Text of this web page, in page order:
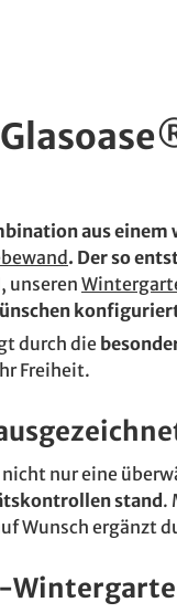
aus einem
. Der so
unseren
durch die
Freiheit.
nur eine
stand.
Wunsch ergänzt